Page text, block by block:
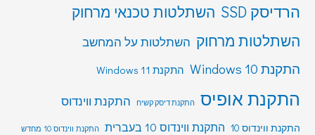
הרדיסק SSD
השתלטות טכנאי מרחוק
השתלטות מרחוק השתלטות על המחשב
התקנת Windows 10 התקנת Windows 11
התקנת אופיס התקנת דיסק קשיח התקנת ווינדוס
התקנת ווינדוס 10 התקנת ווינדוס 10 בעברית התקנת ווינדוס 10 מחדש